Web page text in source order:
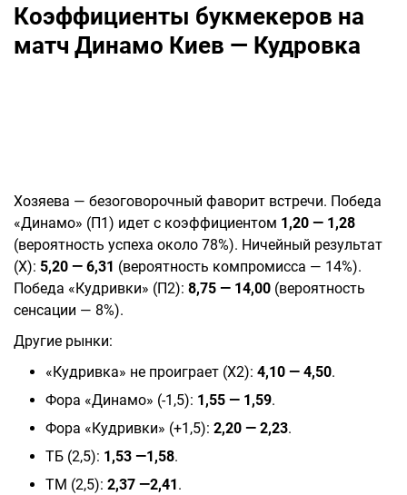
Коэффициенты букмекеров на
матч Динамо Киев — Кудровка
Хозяева — безоговорочный фаворит встречи. Победа
«Динамо» (П1) идет с коэффициентом 1,20 — 1,28
(вероятность успеха около 78%). Ничейный результат
(Х): 5,20 — 6,31 (вероятность компромисса — 14%).
Победа «Кудривки» (П2): 8,75 — 14,00 (вероятность
сенсации — 8%).
Другие рынки:
«Кудривка» не проиграет (Х2): 4,10 — 4,50.
Фора «Динамо» (-1,5): 1,55 — 1,59.
Фора «Кудривки» (+1,5): 2,20 — 2,23.
ТБ (2,5): 1,53 —1,58.
ТМ (2,5): 2,37 —2,41.